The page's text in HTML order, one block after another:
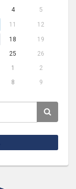
4 5
11 12
18
19
25
26
1
2
8 9